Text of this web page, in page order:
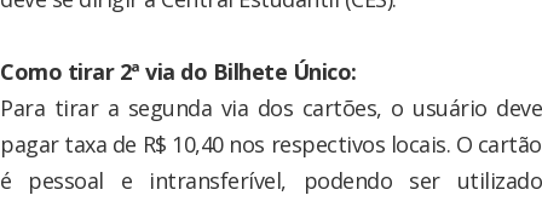
Como tirar 2ª via do Bilhete Único:
Para tirar a segunda via dos cartões, o usuário deve
pagar taxa de R$ 10,40 nos respectivos locais. O cartão
é pessoal e intransferível, podendo ser utilizado